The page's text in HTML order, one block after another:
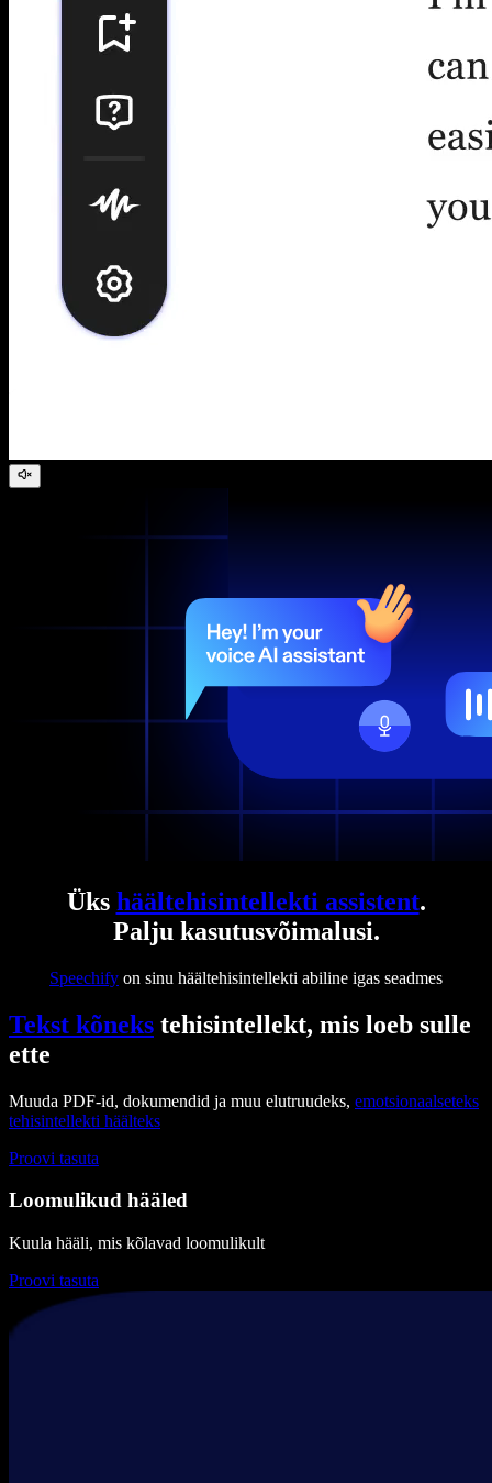
Üks häältehisintellekti assistent.
Palju kasutusvõimalusi.
Speechify on sinu häältehisintellekti abiline igas seadmes
Tekst kõneks tehisintellekt, mis loeb sulle
ette
Muuda PDF-id, dokumendid ja muu elutruudeks, emotsionaalseteks
tehisintellekti häälteks
Proovi tasuta
Loomulikud hääled
Kuula hääli, mis kõlavad loomulikult
Proovi tasuta